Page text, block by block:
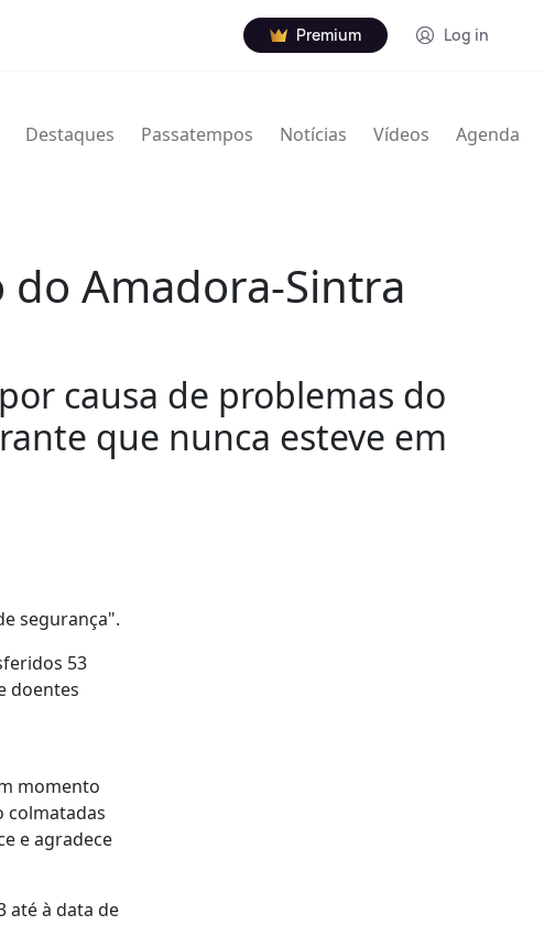
Premium Log in
Destaques Passatempos Notícias Vídeos Agenda
Amadora-Sintra
causa de problemas do
que nunca esteve em
segurança".
53
doentes
momento
colmatadas
e agradece
até à data de